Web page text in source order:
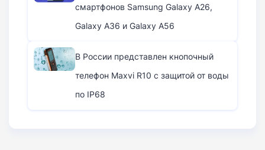
смартфонов Samsung Galaxy A26,
Galaxy A36 и Galaxy A56
В России представлен кнопочный
телефон Maxvi R10 с защитой от воды
по IP68